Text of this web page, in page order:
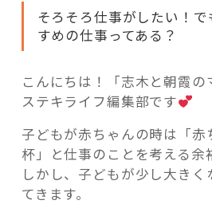
これからの暮らし
記事検索
そろそろ仕事がしたい！
すめの仕事ってある？
こんにちは！「志木と朝霞の
ステキライフ編集部です
子どもが赤ちゃんの時は「赤
杯」と仕事のことを考える余
しかし、子どもが少し大き
てきます。